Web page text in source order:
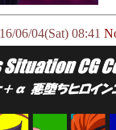
06/04(Sat) 08:41